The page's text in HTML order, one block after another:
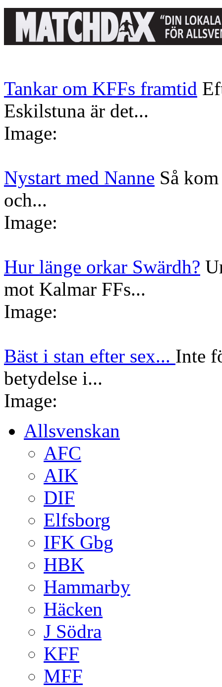
Tankar om KFFs framtid
Eskilstuna är det...
Image:
Nystart med Nanne Så
och...
Image:
Hur länge orkar Swärdh?
mot Kalmar FFs...
Image:
Bäst i stan efter sex... Inte
betydelse i...
Image:
Allsvenskan
AFC
AIK
DIF
Elfsborg
IFK Gbg
HBK
Hammarby
Häcken
J Södra
KFF
MFF